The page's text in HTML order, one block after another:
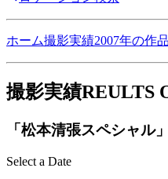
ホーム撮影実績2007年の作
撮影実績REULTS
「松本清張スペシャル
Select a Date